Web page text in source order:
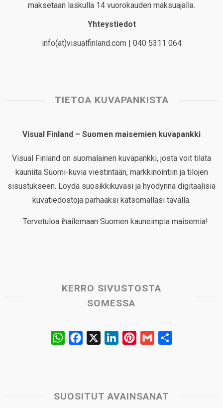
maksetaan laskulla 14 vuorokauden maksuajalla.
Yhteystiedot
info(at)visualfinland.com | 040 5311 064
TIETOA KUVAPANKISTA
Visual Finland – Suomen maisemien kuvapankki
Visual Finland on suomalainen kuvapankki, josta voit tilata
kauniita Suomi-kuvia viestintään, markkinointiin ja tilojen
sisustukseen. Löydä suosikkikuvasi ja hyödynnä digitaalisia
kuvatiedostoja parhaaksi katsomallasi tavalla.
Tervetuloa ihailemaan Suomen kauneimpia maisemia!
KERRO SIVUSTOSTA
SOMESSA
W
s
b
e
e
l
SUOSITUT AVAINSANAT